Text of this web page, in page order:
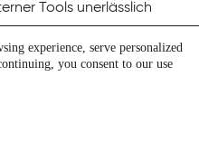
Tools unerlässlich
und sie schneller zu
zu suchen.
in nur 30 Sekunden mit
experience, serve personalized
you consent to our use